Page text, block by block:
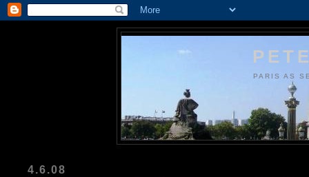
PARIS AS
4.6.08